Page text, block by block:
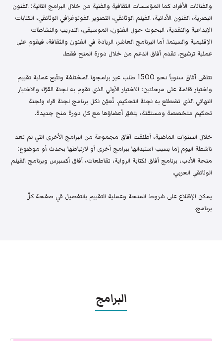
والفنانات الأفراد كما المؤسسات الثقافية والفنية من خلال البرامج التالية: الفنون
البصرية، الفنون الأدائية، الفيلم الوثائقي، التصوير الفوتوغرافي الوثائقي، الكتابات
الإبداعية والنقدية، البحوث حول الفنون، الموسيقى، التدريب والنشاطات
الإقليمية والسينما. أما البرنامج العاشر، الريادة في الفنون والثقافة، فيقوم على
عملية ترشيح. تقدم آفاق الدعم من خلال دورة المنح فقط.
تتلقى آفاق سنوياً نحو 1500 طلب عبر برامجها المختلفة وتتّبع عملية تقييم
واختيار قائمة على مرحلتين: الاختيار الأولي الذي تقوم به لجنة القرّاء والاختيار
النهائي الذي تضطلع به لجنة التحكيم. تُعيّن لكل برنامج لجنة قراء ولجنة
تحكيم متخصصة ومستقلة، يتغيّر أعضاؤها مع كل دورة منح جديدة.
خلال السنوات الماضية، أطلقت آفاق مجموعة من البرامج الأخرى التي لم تعد
ناشطة اليوم إما بسبب استبدالها ببرامج أخرى أو لارتباطها بحدث أو موضوع:
منحة الأدب، برنامج آفاق لكتابة الرواية، تقاطعات، آفاق أكسبرس وبرنامج الفيلم
الوثائقي العربي.
يمكن الإطّلاع على شروط المنحة وعملية التقييم بالتفصيل في صفحة كلّ
برنامج.
البرامج